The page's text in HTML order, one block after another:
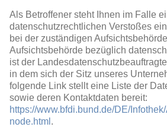
Als Betroffener steht Ihnen im Falle
datenschutzrechtlichen Verstoßes
bei der zuständigen
Aufsichtsbehörde bezüglich
ist der
in dem sich der Sitz unseres
folgende Link stellt eine Liste der
sowie deren Kontaktdaten bereit:
https://www.bfdi.bund.de/DE/
node.html .